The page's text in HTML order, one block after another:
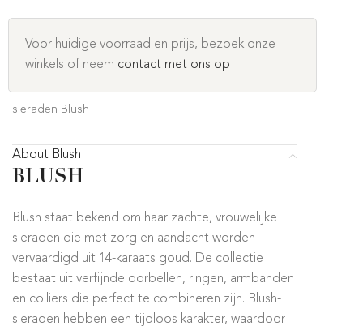
Voor huidige voorraad en prijs, bezoek onze
winkels of neem contact met ons op
sieraden Blush
About Blush
BLUSH
Blush staat bekend om haar zachte, vrouwelijke
sieraden die met zorg en aandacht worden
vervaardigd uit 14-karaats goud. De collectie
bestaat uit verfijnde oorbellen, ringen, armbanden
en colliers die perfect te combineren zijn. Blush-
sieraden hebben een tijdloos karakter, waardoor